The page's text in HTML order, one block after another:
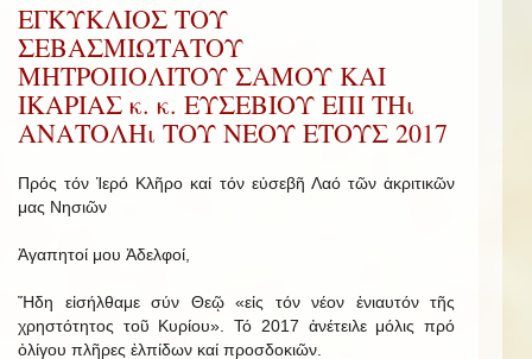
ΕΓΚΥΚΛΙΟΣ ΤΟΥ
ΣΕΒΑΣΜΙΩΤΑΤΟΥ
ΜΗΤΡΟΠΟΛΙΤΟΥ ΣΑΜΟΥ ΚΑΙ
ΙΚΑΡΙΑΣ κ. κ. ΕΥΣΕΒΙΟΥ ΕΠΙ ΤΗι
ΑΝΑΤΟΛΗι ΤΟΥ ΝΕΟΥ ΕΤΟΥΣ 2017
Πρός τόν Ἱερό Κλῆρο καί τόν εὐσεβῆ Λαό τῶν ἀκριτικῶν
μας Νησιῶν
Ἀγαπητοί μου Ἀδελφοί,
Ἤδη εἰσήλθαμε σύν Θεῷ «εἰς τόν νέον ἐνιαυτόν τῆς
χρηστότητος τοῦ Κυρίου». Τό 2017 ἀνέτειλε μόλις πρό
ὀλίγου πλῆρες ἐλπίδων καί προσδοκιῶν.